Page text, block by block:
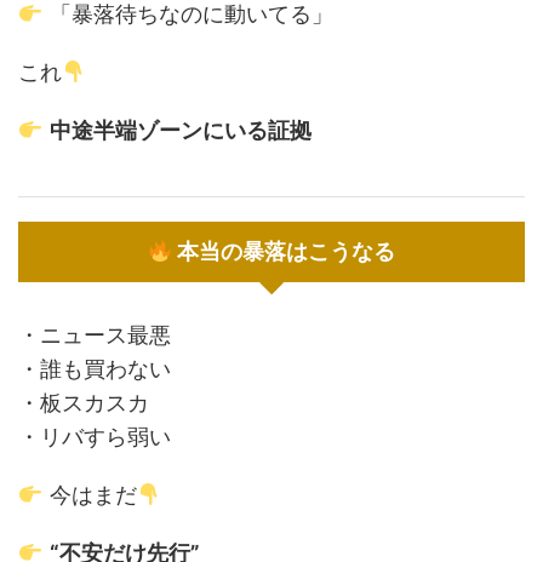
「暴落待ちなのに動いてる」
これ
中途半端ゾーンにいる証拠
本当の暴落はこうなる
・ニュース最悪
・誰も買わない
・板スカスカ
・リバすら弱い
今はまだ
“不安だけ先行”